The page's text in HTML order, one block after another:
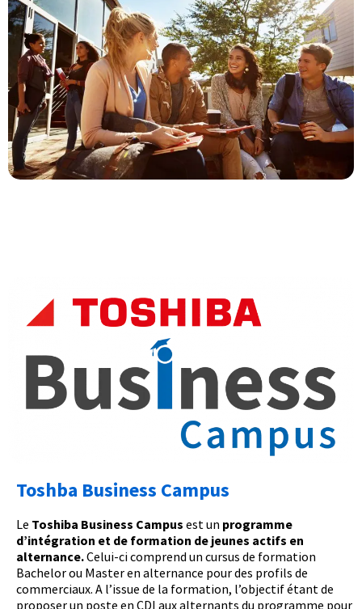
Toshba Business Campus
Le Toshiba Business Campus est un programme
d’intégration et de formation de jeunes actifs en
alternance.Celui-ci comprend un cursus de formation
Bachelor ou Master en alternance pour des profils de
commerciaux. A l’issue de la formation, l’objectif étant de
proposer un poste en CDI aux alternants du programme pour